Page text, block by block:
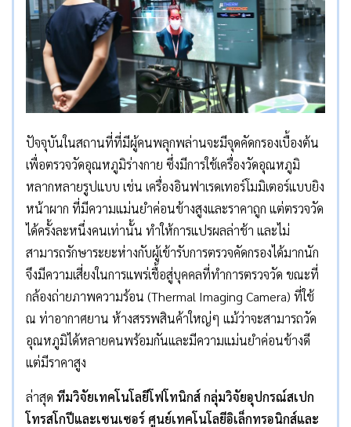
ปัจจุบันในสถานที่ที่มีผู้คนพลุกพล่านจะมีจุดคัดกรองเบื้องต้น
เพื่อตรวจวัดอุณหภูมิร่างกาย ซึ่งมีการใช้เครื่องวัดอุณหภูมิ
หลากหลายรูปแบบ เช่น เครื่องอินฟาเรดเทอร์โมมิเตอร์แบบยิง
หน้าผาก ที่มีความแม่นยำค่อนข้างสูงและราคาถูก แต่ตรวจวัด
ได้ครั้งละหนึ่งคนเท่านั้น ทำให้การแปรผลล่าช้า และไม่
สามารถรักษาระยะห่างกับผู้เข้ารับการตรวจคัดกรองได้มากนัก
จึงมีความเสี่ยงในการแพร่เชื้อสู่บุคคลที่ทำการตรวจวัด ขณะที่
กล้องถ่ายภาพความร้อน (Thermal Imaging Camera) ที่ใช้
ณ ท่าอากาศยาน ห้างสรรพสินค้าใหญ่ๆ แม้ว่าจะสามารถวัด
อุณหภูมิได้หลายคนพร้อมกันและมีความแม่นยำค่อนข้างดี
แต่มีราคาสูง
ล่าสุด ทีมวิจัยเทคโนโลยีโฟโทนิกส์ กลุ่มวิจัยอุปกรณ์สเปก
โทรสโกปีและเซนเซอร์ ศูนย์เทคโนโลยีอิเล็กทรอนิกส์และ